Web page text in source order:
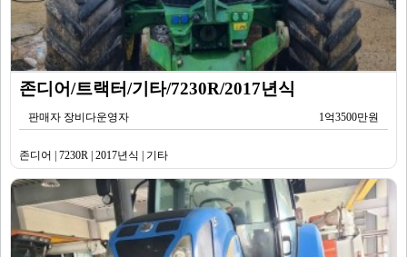
존디어/트랙터/기타/7230R/2017년식
판매자 장비다운영자 1억3500만원
존디어 | 7230R | 2017년식 | 기타